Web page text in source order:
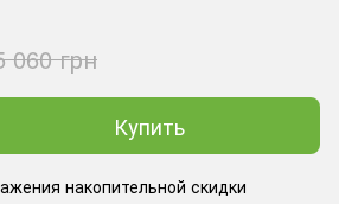
060 грн
Купить
накопительной скидки